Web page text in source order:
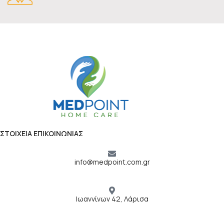
ΣΤΟΙΧΕΙΑ ΕΠΙΚΟΙΝΩΝΙΑΣ
info@medpoint.com.gr
Ιωαννίνων 42, Λάρισα